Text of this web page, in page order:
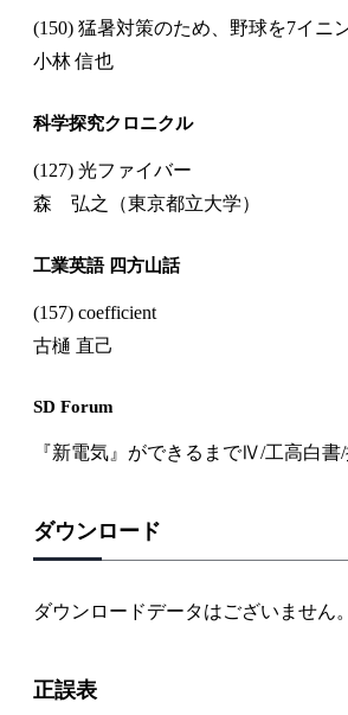
(150) 猛暑対策のため、野球を7イニ
小林 信也
科学探究クロニクル
(127) 光ファイバー
森 弘之（東京都立大学）
工業英語 四方山話
(157) coefficient
古樋 直己
SD Forum
『新電気』ができるまでⅣ/工高白書
ダウンロード
ダウンロードデータはございません。
正誤表